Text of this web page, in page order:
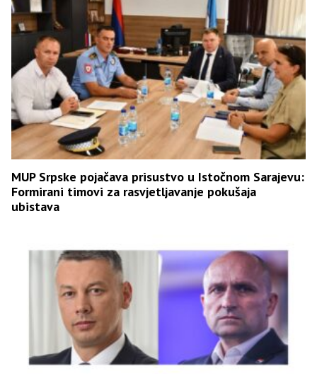
MUP Srpske pojačava prisustvo u Istočnom Sarajevu:
Formirani timovi za rasvjetljavanje pokušaja
ubistava